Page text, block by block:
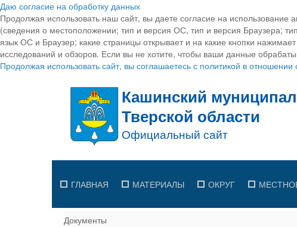
Даю согласие на обработку данных
Продолжая использовать наш сайт, вы даете согласие на
(сведения о местоположении; тип и версия ОС, тип и версия Браузера;
язык ОС и Браузер; какие страницы открывает и на какие кнопки
исследований и обзоров. Если вы не хотите, чтобы ваши данные
Продолжая использовать сайт, вы соглашаетесь с политикой в
ГЛАВНАЯ МАТЕРИАЛЫ ОКРУГ
Документы